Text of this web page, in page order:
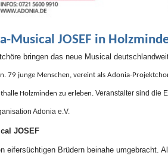
Musical JOSEF in
bringen das neue Musical
79 junge Menschen, vereint als Adonia-
Holzminden zu erleben. Veranstalter sind die
Adonia e.V.
JOSEF
eifersüchtigen Brüdern beinahe umgebracht.